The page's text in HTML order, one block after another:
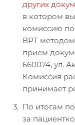
других
в котором
комиссию
ВРТ
прием
660074, ул.
Комиссия
принимает
По итогам
за